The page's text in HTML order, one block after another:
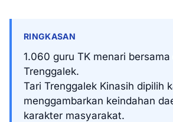
RINGKASAN
1.060 guru TK menari
Trenggalek.
Tari Trenggalek Kinasih dipilih
menggambarkan keindahan
karakter masyarakat.